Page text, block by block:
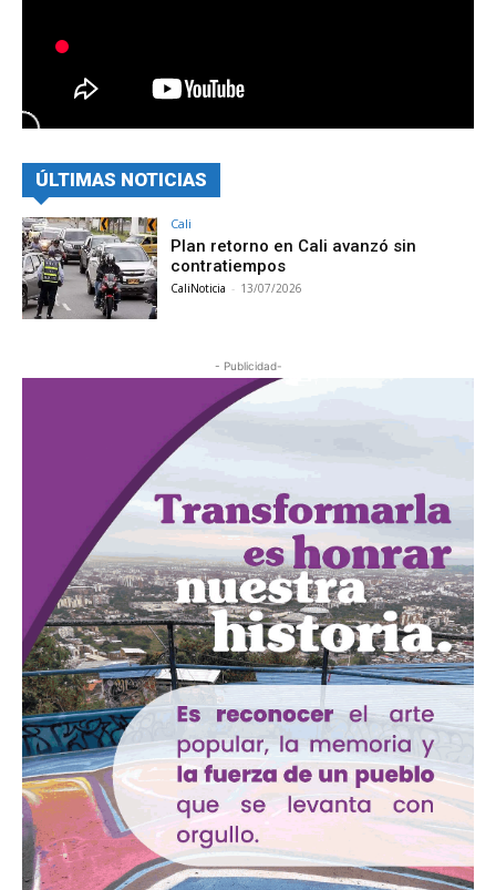
ÚLTIMAS NOTICIAS
Cali
Plan retorno en Cali avanzó sin
contratiempos
CaliNoticia - 13/07/2026
- Publicidad-